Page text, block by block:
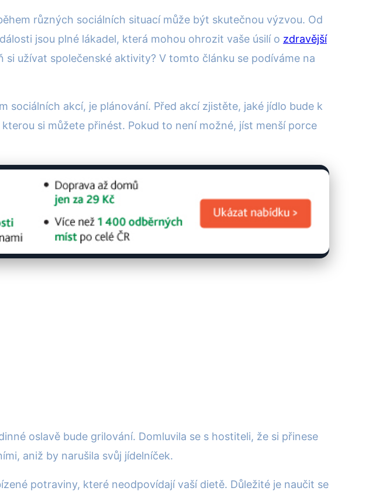
různých sociálních situací může být skutečnou výzvou. Od
jsou plné lákadel, která mohou ohrozit vaše úsilí o zdravější
užívat společenské aktivity? V tomto článku se podíváme na
sociálních akcí, je plánování. Před akcí zjistěte, jaké jídlo bude k
si můžete přinést. Pokud to není možné, jíst menší porce
oslavě bude grilování. Domluvila se s hostiteli, že si přinese
aniž by narušila svůj jídelníček.
potraviny, které neodpovídají vaší dietě. Důležité je naučit se